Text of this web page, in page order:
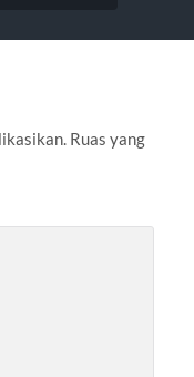
Ruas yang